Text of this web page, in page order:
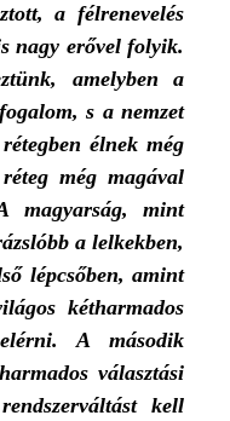
a félrenevelés
nagy erővel folyik.
amelyben a
s a nemzet
élnek még
még magával
magyarság, mint
a lelkekben,
lépcsőben, amint
kétharmados
A második
választási
kell